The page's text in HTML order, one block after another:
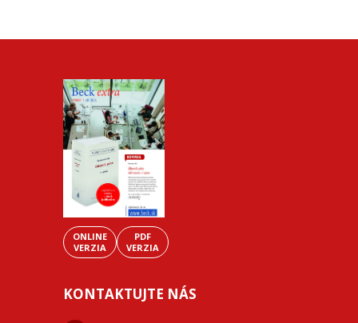
ONLINE
VERZIA
PDF
VERZIA
KONTAKTUJTE NÁS